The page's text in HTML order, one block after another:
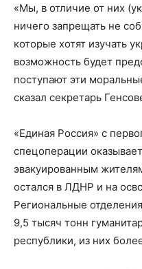
«Мы, в отличие от них
ничего запрещать не
которые хотят изучать
возможность будет
поступают эти
сказал секретарь
«Единая Россия» с
спецоперации
эвакуированным
остался в ЛДНР и на
Региональные
9,5 тысяч тонн
республики, из них